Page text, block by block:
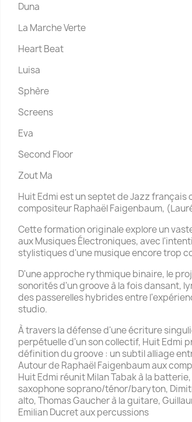
Duna
La Marche Verte
Heart Beat
Luisa
Sphère
Screens
Eva
Second Floor
Zout Ma
Huit Edmi est un septet de Jazz français
compositeur Raphaël Faigenbaum,
Cette formation originale explore un
aux Musiques Électroniques, avec
stylistiques d'une musique encore trop
D'une approche rythmique binaire, le
sonorités d'un groove à la fois dansant,
des passerelles hybrides entre
studio.
À travers la défense d'une écriture
perpétuelle d'un son collectif, Huit Edmi
définition du groove : un subtil alliage
Autour de Raphaël Faigenbaum aux
Huit Edmi réunit Milan Tabak à la
saxophone soprano/ténor/baryton,
alto, Thomas Gaucher à la guitare,
Emilian Ducret aux percussions